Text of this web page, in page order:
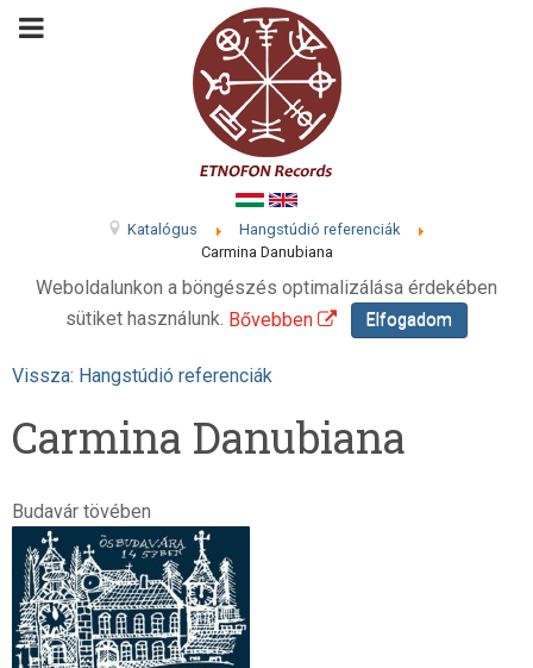
Katalógus
Hangstúdió referenciák
Carmina Danubiana
Weboldalunkon a böngészés optimalizálása érdekében
sütiket használunk. Bővebben Elfogadom
Vissza: Hangstúdió referenciák
Carmina Danubiana
Budavár tövében